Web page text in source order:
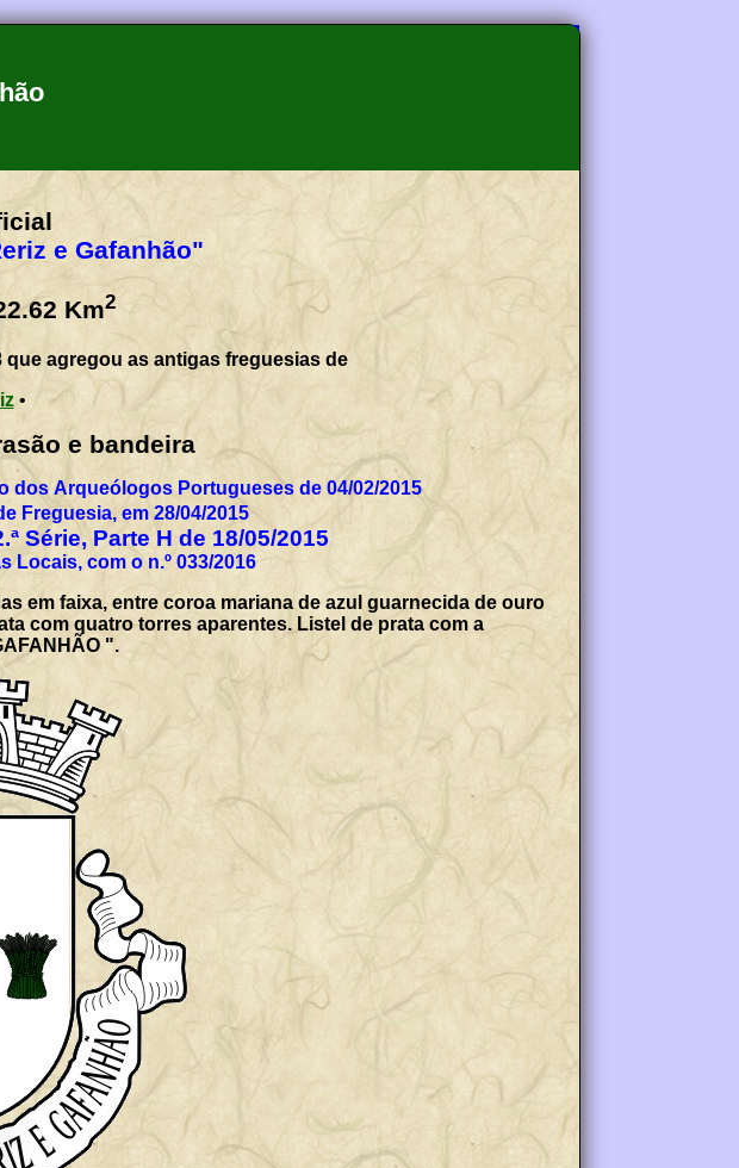
e Gafanhão"
Km2
que agregou as antigas freguesias de
•
brasão e bandeira
dos Arqueólogos Portugueses de 04/02/2015
Freguesia, em 28/04/2015
Série, Parte H de 18/05/2015
Locais, com o n.º 033/2016
em faixa, entre coroa mariana de azul guarnecida de ouro
com quatro torres aparentes. Listel de prata com a
".